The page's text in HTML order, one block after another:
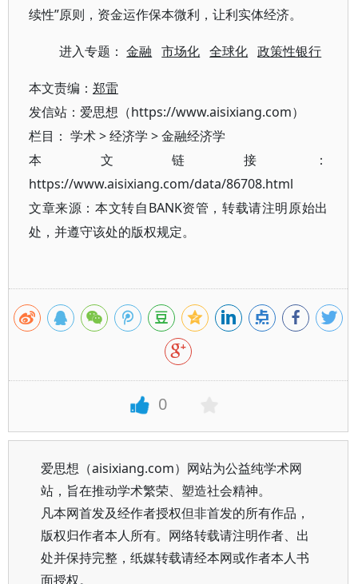
续性”原则，资金运作保本微利，让利实体经济。
进入专题：金融 市场化 全球化 政策性银行
本文责编： 郑雷
发信站：爱思想（https://www.aisixiang.com）
栏目： 学术>经济学 >金融经济学
本文链接：
https://www.aisixiang.com/data/86708.html
文章来源：本文转自BANK资管，转载请注明原始出
处，并遵守该处的版权规定。
0
爱思想（aisixiang.com）网站为公益纯学术网
站，旨在推动学术繁荣、塑造社会精神。
凡本网首发及经作者授权但非首发的所有作品，
版权归作者本人所有。网络转载请注明作者、出
处并保持完整，纸媒转载请经本网或作者本人书
面授权。